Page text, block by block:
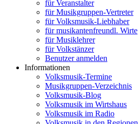
für Veranstalter
für Musikgruppen-Vertreter
für Volksmusik-Liebhaber
für musikantenfreundl. Wirte
für Musiklehrer
für Volkstänzer
Benutzer anmelden
Informationen
Volksmusik-Termine
Musikgruppen-Verzeichnis
Volksmusik-Blog
Volksmusik im Wirtshaus
Volksmusik im Radio